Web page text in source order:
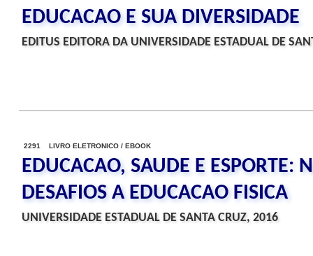
EDUCACAO E SUA DIVERSIDADE
EDITUS EDITORA DA UNIVERSIDADE ESTADUAL DE
2291 LIVRO ELETRONICO / EBOOK
EDUCACAO, SAUDE E ESPORTE:
DESAFIOS A EDUCACAO FISICA
UNIVERSIDADE ESTADUAL DE SANTA CRUZ, 2016